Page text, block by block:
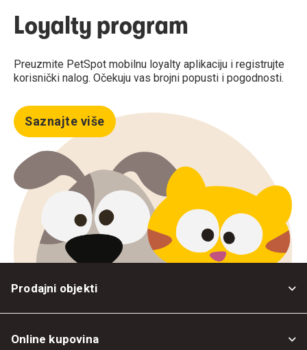
Loyalty program
Preuzmite PetSpot mobilnu loyalty aplikaciju i registrujte
korisnički nalog. Očekuju vas brojni popusti i pogodnosti.
Saznajte više
Prodajni objekti
Online kupovina